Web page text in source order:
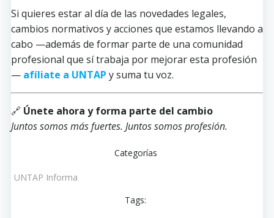
Si quieres estar al día de las novedades legales,
cambios normativos y acciones que estamos llevando a
cabo —además de formar parte de una comunidad
profesional que sí trabaja por mejorar esta profesión
— afíliate a UNTAP y suma tu voz.
🔗 Únete ahora y forma parte del cambio
Juntos somos más fuertes. Juntos somos profesión.
Categorías
UNTAP Informa
Tags: